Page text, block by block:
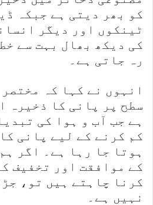
کو بھر دیتی ہے جبکہ
ٹینکوں اور دیگر
کی دیکھ بھال بہت سے
رہ جاتی ہے۔
انہوں نے کہا کہ
سطح پر پانی کا ذخیرہ
ہے جب آب و ہوا کی
کم کرنے کے لیے پانی
ہوتا جا رہا ہے۔ اگر
کے موافقت اور تخفیف
کرنا چاہتے ہیں تو،
نہیں ہے۔